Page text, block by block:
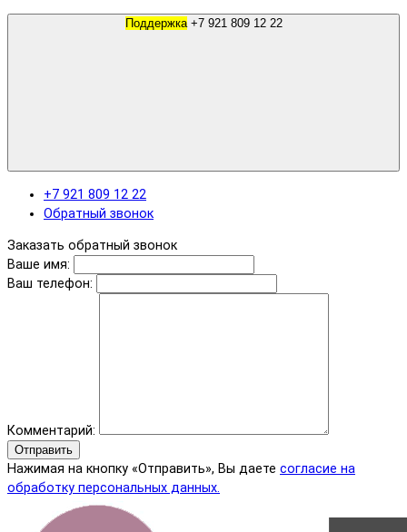
Поддержка +7 921 809 12 22
+7 921 809 12 22
Обратный звонок
Заказать обратный звонок
Ваше имя:
Ваш телефон:
Комментарий:
Отправить
Нажимая на кнопку «Отправить», Вы даете согласие на
обработку персональных данных.